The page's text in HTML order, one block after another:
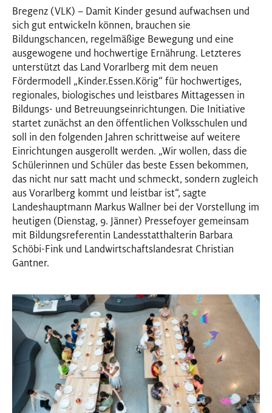
Bregenz (VLK) – Damit Kinder gesund aufwachsen und
sich gut entwickeln können, brauchen sie
Bildungschancen, regelmäßige Bewegung und eine
ausgewogene und hochwertige Ernährung. Letzteres
unterstützt das Land Vorarlberg mit dem neuen
Fördermodell „Kinder.Essen.Körig“ für hochwertiges,
regionales, biologisches und leistbares Mittagessen in
Bildungs- und Betreuungseinrichtungen. Die Initiative
startet zunächst an den öffentlichen Volksschulen und
soll in den folgenden Jahren schrittweise auf weitere
Einrichtungen ausgerollt werden. „Wir wollen, dass die
Schülerinnen und Schüler das beste Essen bekommen,
das nicht nur satt macht und schmeckt, sondern zugleich
aus Vorarlberg kommt und leistbar ist“, sagte
Landeshauptmann Markus Wallner bei der Vorstellung im
heutigen (Dienstag, 9. Jänner) Pressefoyer gemeinsam
mit Bildungsreferentin Landesstatthalterin Barbara
Schöbi-Fink und Landwirtschaftslandesrat Christian
Gantner.